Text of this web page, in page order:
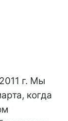
г. Мы
когда